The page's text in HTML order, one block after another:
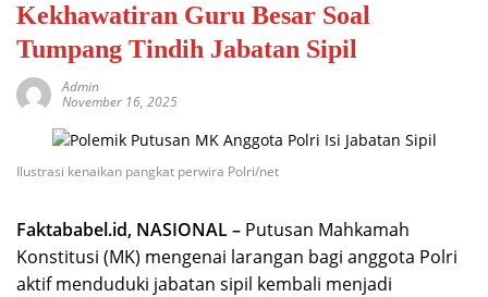
Kekhawatiran Guru Besar Soal
Tumpang Tindih Jabatan Sipil
Admin
November 16, 2025
Ilustrasi kenaikan pangkat perwira Polri/net
Faktababel.id, NASIONAL – Putusan Mahkamah
Konstitusi (MK) mengenai larangan bagi anggota Polri
aktif menduduki jabatan sipil kembali menjadi